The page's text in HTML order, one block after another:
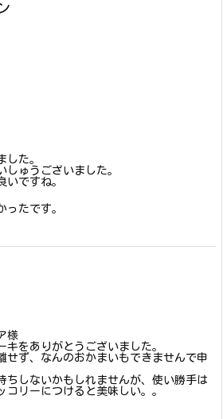
した。
しゅうございました。
いですね。
ったです。
様
キをありがとうございました。
せず、なんのおかまいもできませんで申
ちしないかもしれませんが、使い勝手は
コリーにつけると美味しい。。